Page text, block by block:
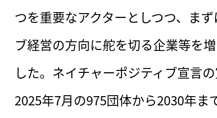
つを重要なアクターとしつつ、ま
ブ経営の方向に舵を切る企業等を
した。ネイチャーポジティブ宣言
2025年7月の975団体から2030年ま